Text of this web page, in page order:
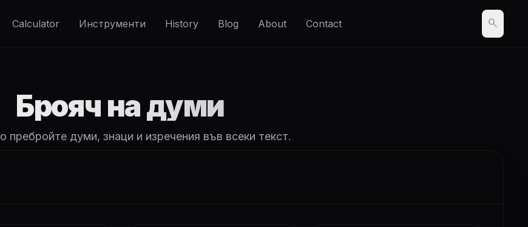
Calculator Инструменти History Blog About Contact search
Брояч на думи
пребройте думи, знаци и изречения във всеки текст.